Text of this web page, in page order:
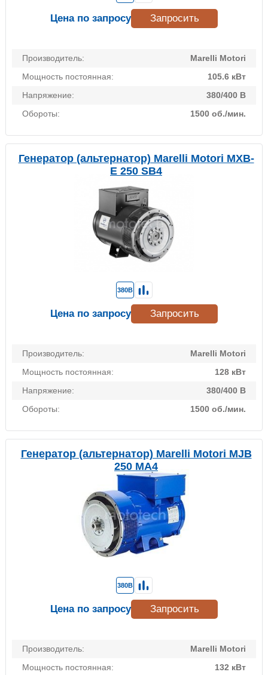
Производитель:
Marelli Motori
Мощность постоянная:
105.6 кВт
Напряжение:
380/400 В
Обороты:
1500 об./мин.
Цена по запросу Запросить
Генератор (альтернатор) Marelli Motori MXB-
E 250 SB4
Производитель:
Marelli Motori
Мощность постоянная:
128 кВт
Напряжение:
380/400 В
Обороты:
1500 об./мин.
380В
Цена по запросу Запросить
Генератор (альтернатор) Marelli Motori MJB
250 MA4
Производитель:
Marelli Motori
Мощность постоянная:
132 кВт
380В
Цена по запросу Запросить